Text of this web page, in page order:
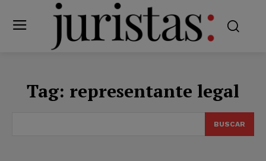
Tag: representante legal
BUSCAR